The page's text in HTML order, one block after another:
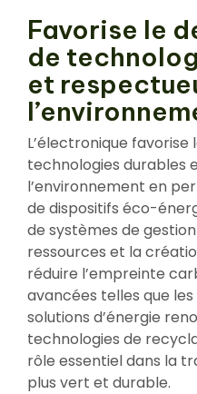
Favorise le
de
et
L’électronique
technologies durables
l’environnement en
de dispositifs éco-
de systèmes de
ressources et la
réduire l’empreinte
avancées telles que
solutions d’énergie
technologies de
rôle essentiel dans la
plus vert et durable.